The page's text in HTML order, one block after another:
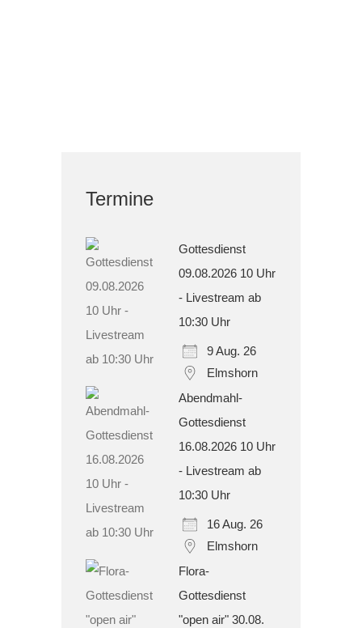
Termine
Gottesdienst
09.08.2026 10 Uhr
- Livestream ab
10:30 Uhr
9 Aug. 26
Elmshorn
Abendmahl-
Gottesdienst
16.08.2026 10 Uhr
- Livestream ab
10:30 Uhr
16 Aug. 26
Elmshorn
Flora-
Gottesdienst
"open air" 30.08.